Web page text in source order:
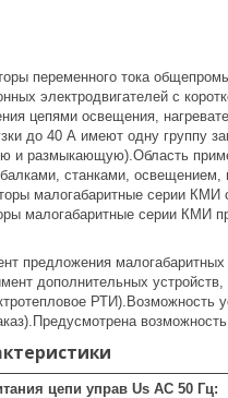
переменного тока
электродвигателей с
цепями освещения,
до 40 А имеют одну группу
и размыкающую).Область
станками,
малогабаритные серии
малогабаритные серии КМИ
предложения
дополнительных
РТИ).Возможность
цепи управ Us AC 50 Гц: